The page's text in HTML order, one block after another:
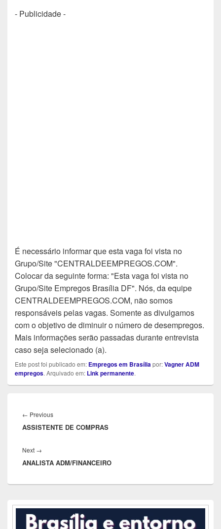
- Publicidade -
É necessário informar que esta vaga foi vista no
Grupo/Site "CENTRALDEEMPREGOS.COM".
Colocar da seguinte forma: "Esta vaga foi vista no
Grupo/Site Empregos Brasília DF". Nós, da equipe
CENTRALDEEMPREGOS.COM, não somos
responsáveis pelas vagas. Somente as divulgamos
com o objetivo de diminuir o número de desempregos.
Mais informações serão passadas durante entrevista
caso seja selecionado (a).
Este post foi publicado em: Empregos em Brasíliapor:Vagner ADM
empregos. Arquivado em: Link permanente.
de
Post
← PreviousPrevious
post:
ASSISTENTE DE COMPRAS
Next →
post:
ANALISTA ADM/FINANCEIRO
Área